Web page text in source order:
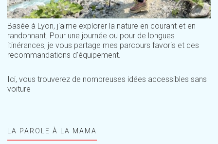
Basée à Lyon, j'aime explorer la nature en courant et en
randonnant. Pour une journée ou pour de longues
itinérances, je vous partage mes parcours favoris et des
recommandations d'équipement.
Ici, vous trouverez de nombreuses idées accessibles sans
voiture
LA PAROLE À LA MAMA